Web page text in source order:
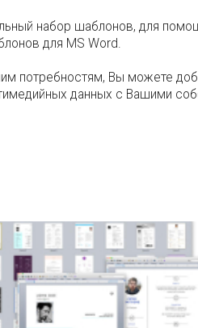
набор шаблонов, для
для MS Word.
потребностям, Вы можете
данных с Вашими